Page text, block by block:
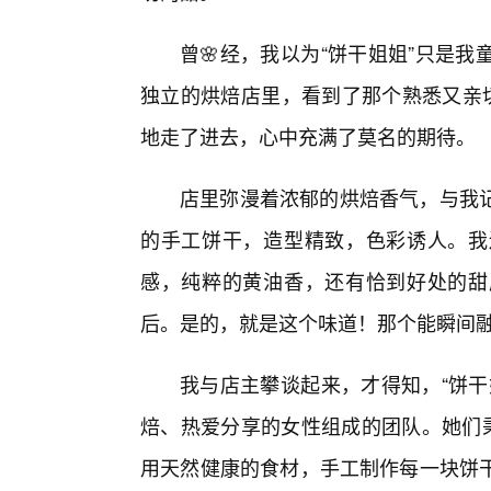
曾🌸经，我以为“饼干姐姐”只是
独立的烘焙店里，看到了那个熟悉又
地走了进去，心中充满了莫名的期待。
店里弥漫着浓郁的烘焙香气，与
的手工饼干，造型精致，色彩诱人。
感，纯粹的黄油香，还有恰到好处的
后。是的，就是这个味道！那个能瞬间
我与店主攀谈起来，才得知，“饼
焙、热爱分享的女性组成的团队。她
用天然健康的食材，手工制作每一块